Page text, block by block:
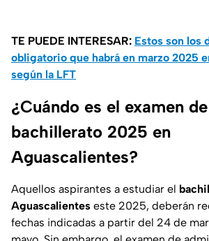
TE PUEDE INTERESAR: Estos son los
obligatorio que habrá en marzo 2025
según la LFT
¿Cuándo es el examen
bachillerato 2025 en
Aguascalientes?
Aquellos aspirantes a estudiar el
Aguascalientes este 2025, deberán
fechas indicadas a partir del 24 de